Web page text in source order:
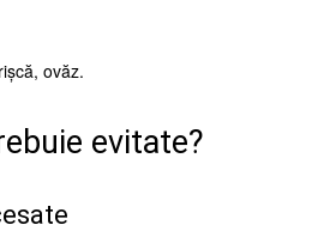
ovăz.
evitate?